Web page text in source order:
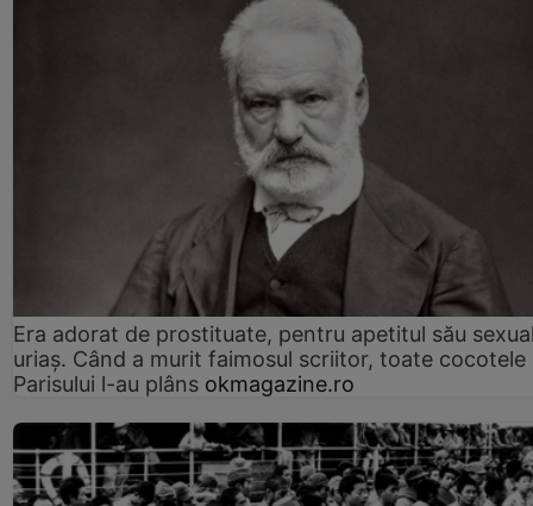
Era adorat de prostituate, pentru apetitul său
uriaș. Când a murit faimosul scriitor, toate cocotele
Parisului l-au plâns okmagazine.ro